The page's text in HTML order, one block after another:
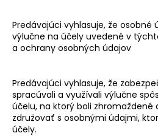
Predávajúci vyhlasuje, že osobné
výlučne na účely uvedené v
a ochrany osobných údajov
Predávajúci vyhlasuje, že
spracúvali a využívali výlučne
účelu, na ktorý boli zhromaždené
združovať s osobnými údajmi,
účely.